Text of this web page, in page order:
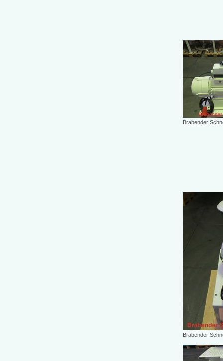
Brabender
Brabender